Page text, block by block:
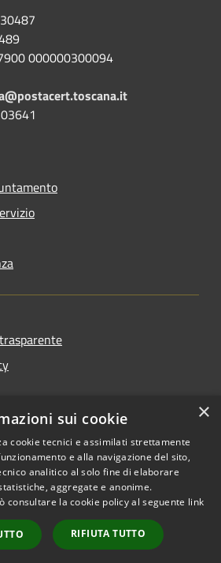
000000300094
Copyright © 2026 • Comune di
Municipium•
Accesso
redazione
×
sui cookie
cookie tecnici e assimilati strettamente
e alla navigazione del sito,
analitico al solo fine di elaborare
aggregate e anonime.
consultare la cookie policy al seguente link
RIFIUTA TUTTO